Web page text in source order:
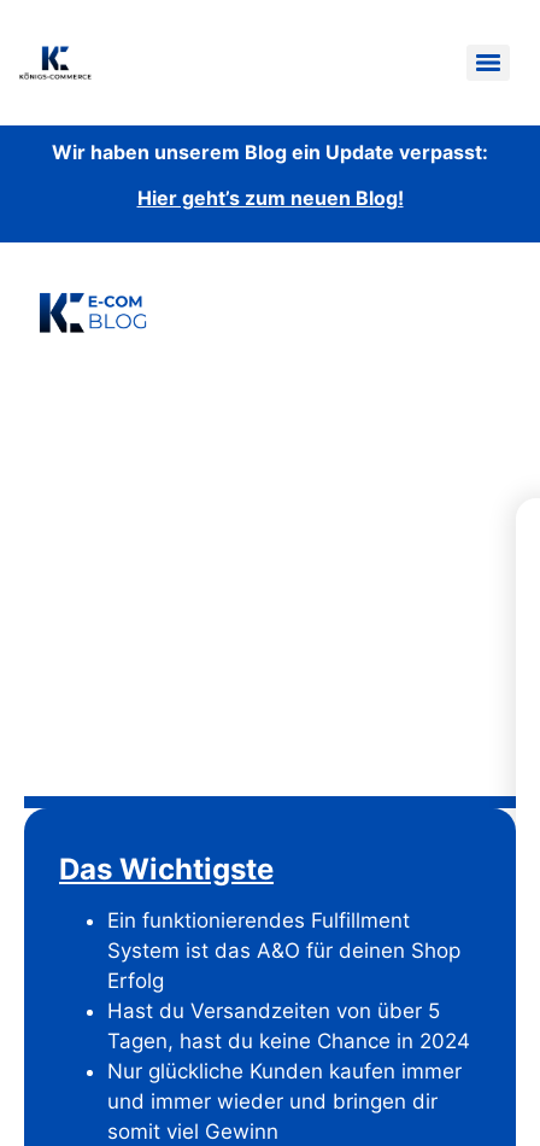
Wir haben unserem Blog ein Update verpasst:
Hier geht’s zum neuen Blog!
Das Wichtigste
Ein funktionierendes Fulfillment
System ist das A&O für deinen Shop
Erfolg
Hast du Versandzeiten von über 5
Tagen, hast du keine Chance in 2024
Nur glückliche Kunden kaufen immer
und immer wieder und bringen dir
somit viel Gewinn